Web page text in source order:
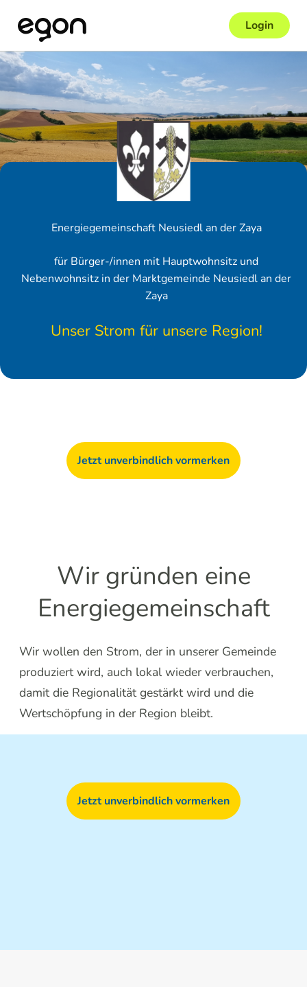
Login
Energiegemeinschaft Neusiedl an der Zaya
für Bürger-/innen mit Hauptwohnsitz und
Nebenwohnsitz in der Marktgemeinde Neusiedl an der
Zaya
Unser Strom für unsere Region!
Jetzt unverbindlich vormerken
Wir gründen eine
Energiegemeinschaft
Wir wollen den Strom, der in unserer Gemeinde
produziert wird, auch lokal wieder verbrauchen,
damit die Regionalität gestärkt wird und die
Wertschöpfung in der Region bleibt.
Jetzt unverbindlich vormerken